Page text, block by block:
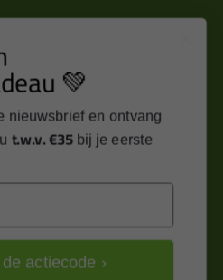
deals rechtstreeks in je
💚
nieuwsbrief en ontvang
t.w.v. €35 bij je eerste
actiecode ›